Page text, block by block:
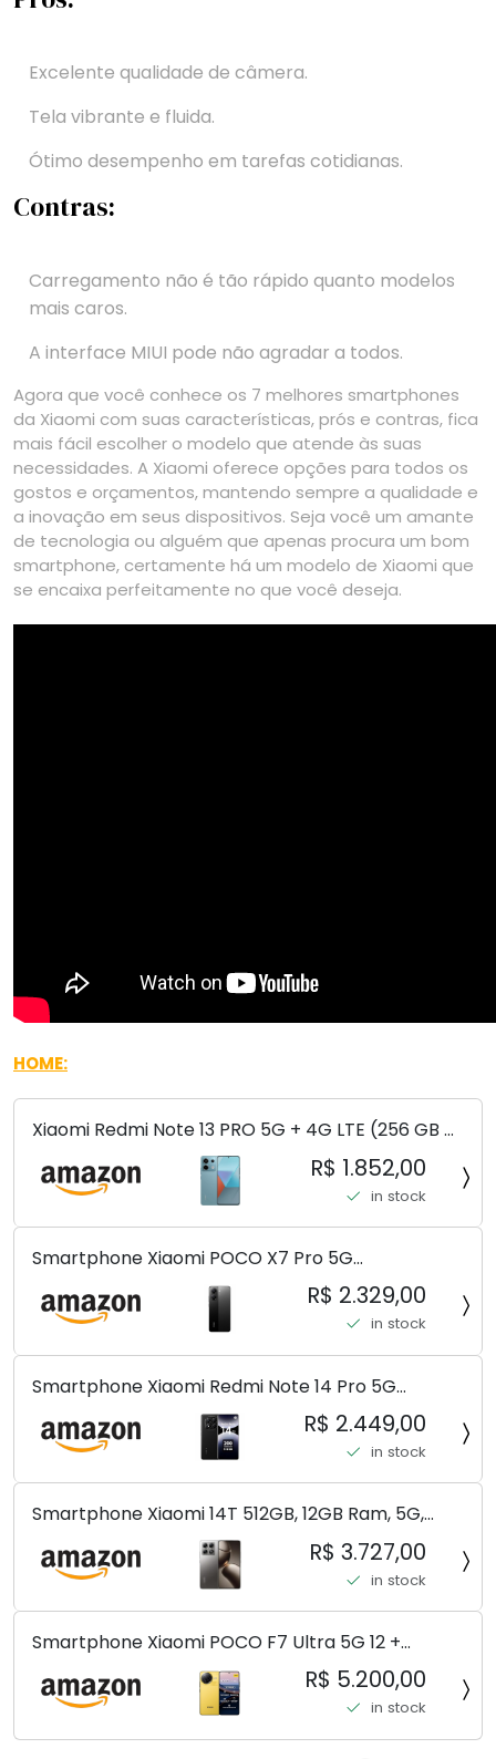
Excelente qualidade de câmera.
Tela vibrante e fluida.
Ótimo desempenho em tarefas cotidianas.
Contras:
Carregamento não é tão rápido quanto modelos
mais caros.
A interface MIUI pode não agradar a todos.
Agora que você conhece os 7 melhores smartphones
da Xiaomi com suas características, prós e contras, fica
mais fácil escolher o modelo que atende às suas
necessidades. A Xiaomi oferece opções para todos os
gostos e orçamentos, mantendo sempre a qualidade e
a inovação em seus dispositivos. Seja você um amante
de tecnologia ou alguém que apenas procura um bom
smartphone, certamente há um modelo de Xiaomi que
se encaixa perfeitamente no que você deseja.
HOME:
Xiaomi Redmi Note 13 PRO 5G + 4G LTE (256 GB +
8 GB) 200 MP Triplo (Mobile Mint Tello e) +
(Pacote de carregador duplo de carro rápido)
(Ocean Teal (ROM))
R$ 1.852,00
in stock
Smartphone Xiaomi POCO X7 Pro 5G
8+256GB/12+256GB/12+512GB
R$ 2.329,00
in stock
Smartphone Xiaomi Redmi Note 14 Pro 5G
Midnight Black (Preto) 12GB RAM 512GB ROM NFC
[ 24090RA29G ]
R$ 2.449,00
in stock
Smartphone Xiaomi 14T 512GB, 12GB Ram, 5G,
Leica, Cinza - no Brasil
R$ 3.727,00
in stock
Smartphone Xiaomi POCO F7 Ultra 5G 12 +
256GB/16+512GB Processador Snapdragon 8 Elite
Top de Linha Chip VisionBoost D7 para Jogos
Pesados Tela Flow AMOLED 2K...
R$ 5.200,00
in stock